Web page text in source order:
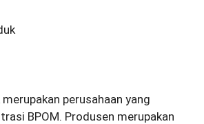
perusahaan yang
BPOM. Produsen merupakan